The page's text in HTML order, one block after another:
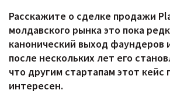
Расскажите о сделке продажи
молдавского рынка это пока
канонический выход фаундеров
после нескольких лет его
что другим стартапам этот кейс
интересен.